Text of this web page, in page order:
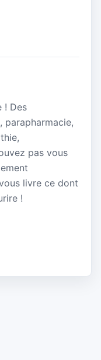
! Des
parapharmacie,
pas vous
livre ce dont
!